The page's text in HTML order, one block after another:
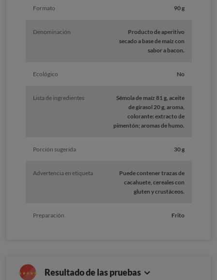
Formato 90 g
Denominación
Producto de aperitivo
secado a base de maíz con
sabor a bacon.
Ecológico No
Lista de ingredientes
Sémola de maíz 81 g, aceite
de girasol 20 g, aroma,
colorante: extracto de
pimentón; aromas de humo.
Porción sugerida 30 g
Advertencia en etiqueta
Puede contener trazas de
cacahuete, cereales con
gluten y crustáceos.
Preparación Frito
Resultado de las pruebas